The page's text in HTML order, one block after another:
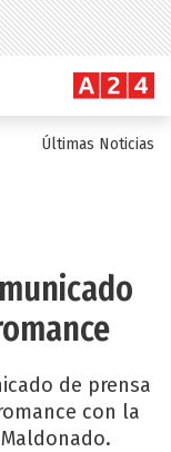
Últimas Noticias
de prensa
con la